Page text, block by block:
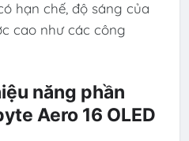
hạn chế, độ sáng của
cao như các công
năng phần
Aero 16 OLED